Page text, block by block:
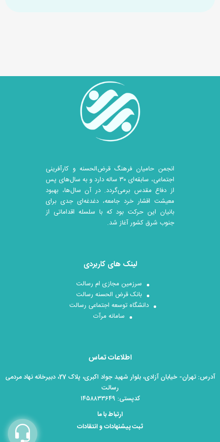
انجمن حامیان فرهنگ قرض‌الحسنه و کارآفرینی
اجتماعی، سابقه‌ای ۳۰ ساله دارد و به سال‌های پس
از دفاع مقدس برمی‌گردد. در آن سال‎‌ها، بهبود
معیشت اقشار خرد جامعه، دغدغه‌ای جدی برای
بانیان این حرکت بود که با سلسله اقداماتی از
جنوب شرق کشور آغاز شد.
لینک های کاربردی
سرزمین مجازی ام رسالت
بانک قرض الحسنه رسالت
دانشگاه توسعه اجتماعی رسالت
سامانه مرآت
اطلاعات تماس
آدرس: تهران- خیابان آزادی، بلوار شهید جواد اکبری، پلاک 27، دبیرخانه نهاد مردمی
رسالت
کدپستی: ۱۴۵۸۸۳۳۶۴۹
ارتباط با ما
ثبت پیشنهادات و انتقادات